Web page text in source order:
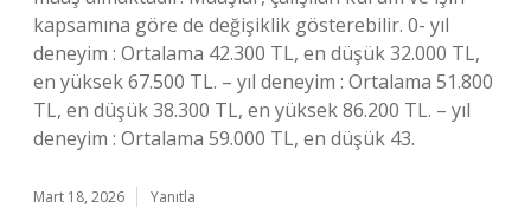
kapsamına göre de değişiklik gösterebilir. 0- yıl
deneyim : Ortalama 42.300 TL, en düşük 32.000 TL,
en yüksek 67.500 TL. – yıl deneyim : Ortalama 51.800
TL, en düşük 38.300 TL, en yüksek 86.200 TL. – yıl
deneyim : Ortalama 59.000 TL, en düşük 43.
Mart 18, 2026 Yanıtla